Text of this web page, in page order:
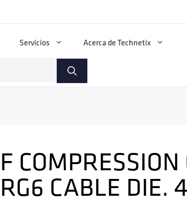
Servicios Acerca de Technetix
F
RG6 CABLE DIE.